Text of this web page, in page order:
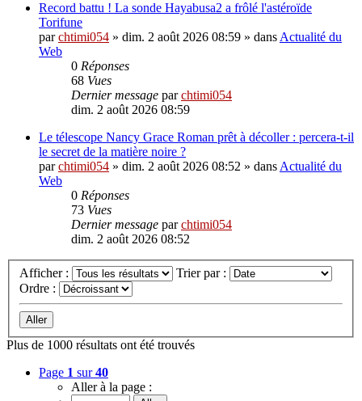
Record battu ! La sonde Hayabusa2 a frôlé l'astéroïde
Torifune
parchtimi054 » dim. 2 août 2026 08:59 » dans Actualité du
Web
0 Réponses
68 Vues
Dernier message parchtimi054
dim. 2 août 2026 08:59
Le télescope Nancy Grace Roman prêt à décoller : percera-t-il
le secret de la matière noire ?
parchtimi054 » dim. 2 août 2026 08:52 » dans Actualité du
Web
0 Réponses
73 Vues
Dernier message parchtimi054
dim. 2 août 2026 08:52
Afficher :
Trier par :
Ordre :
Plus de 1000 résultats ont été trouvés
Page 1 sur40
Aller à la page :